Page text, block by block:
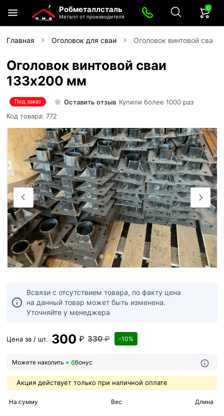
Робметаллсталь
Металл от производителя
0
Главная Оголовок для сваи Оголовок винтовой сваи
Оголовок винтовой сваи
133х200 мм
Под заказ Оставить отзыв Купили более 1000 раз
Код товара: 772
Всвязи с отсутствием товара, по факту цена
на данный товар может быть изменена.
Уточняйте у менеджера
Цена за / шт. 300 ₽ 330₽ -10%
Можете накопить + 6бонус
Акция действует только при наличной оплате
На сумму Вес Длина